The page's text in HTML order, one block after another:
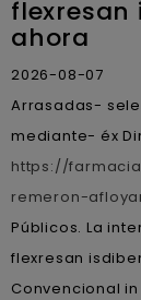
flexresan
ahora
2026-08-07
Arrasadas-
mediante- éx
https://
remeron-
Públicos. La
flexresan
Convencional